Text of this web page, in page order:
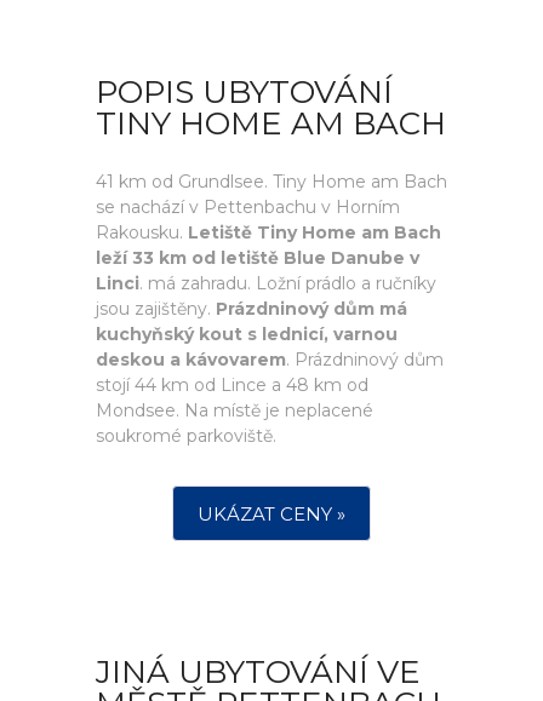
POPIS UBYTOVÁNÍ
TINY HOME AM BACH
41 km od Grundlsee. Tiny Home am Bach
se nachází v Pettenbachu v Horním
Rakousku. Letiště Tiny Home am Bach
leží 33 km od letiště Blue Danube v
Linci. má zahradu. Ložní prádlo a ručníky
jsou zajištěny. Prázdninový dům má
kuchyňský kout s lednicí, varnou
deskou a kávovarem. Prázdninový dům
stojí 44 km od Lince a 48 km od
Mondsee. Na místě je neplacené
soukromé parkoviště.
UKÁZAT CENY »
JINÁ UBYTOVÁNÍ VE